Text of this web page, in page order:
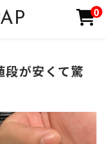
0
段が安くて驚